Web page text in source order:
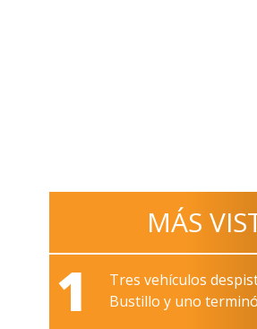
MÁS
1
Tres vehículos
Bustillo y uno